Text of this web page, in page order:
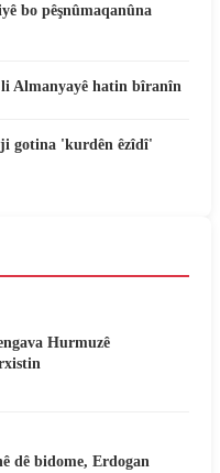
bo pêşnûmaqanûna
Almanyayê hatin bîranîn
gotina 'kurdên êzîdî'
Hurmuzê
dê bidome, Erdogan